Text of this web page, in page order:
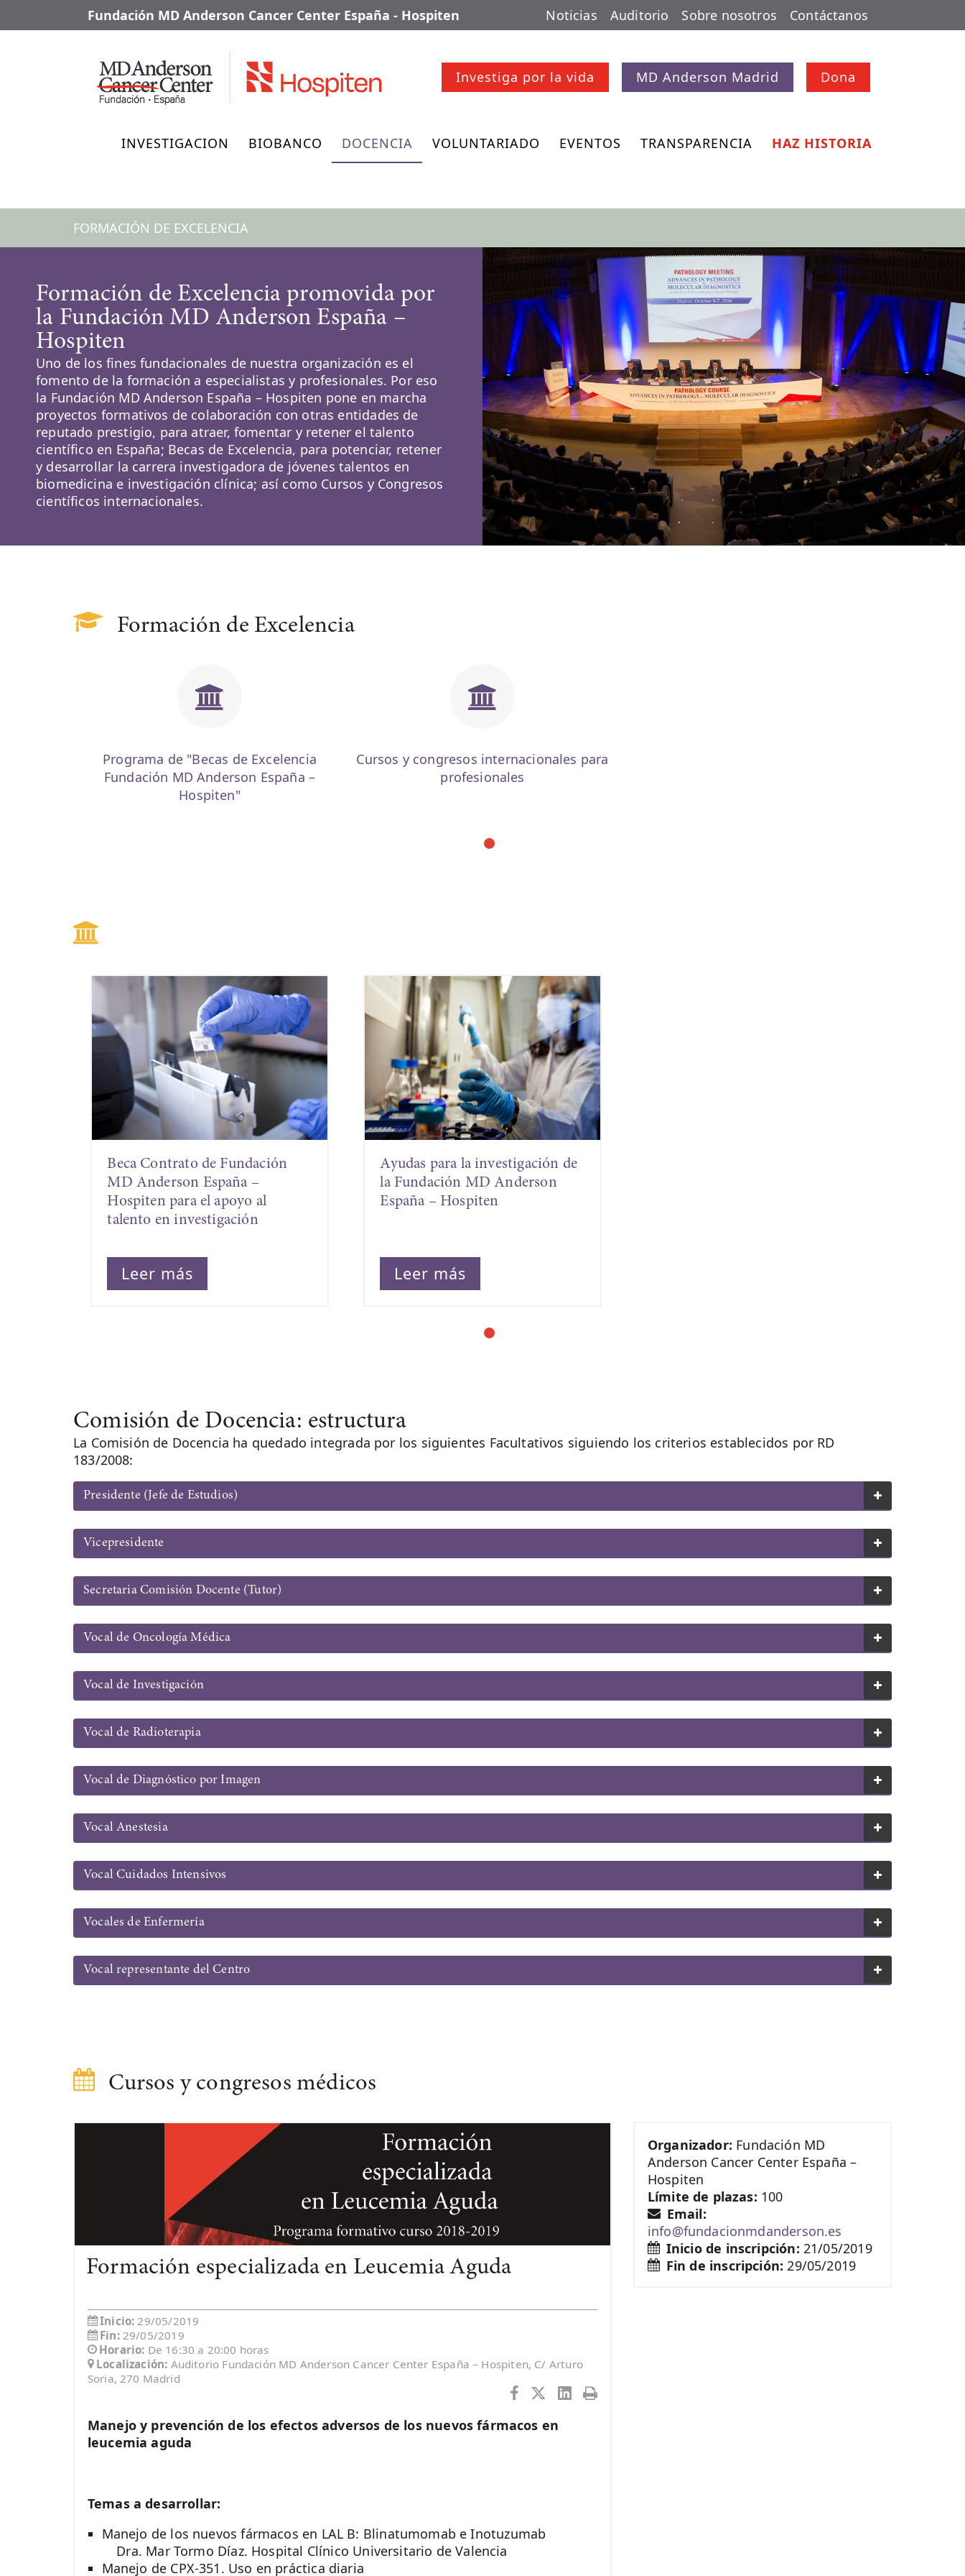
Fundación MD Anderson Cancer Center España - Hospiten Contáctanos
Sobre nosotros
Auditorio
Noticias
Dona
MD Anderson Madrid
Investiga por la vida
INVESTIGACION BIOBANCO DOCENCIA VOLUNTARIADO EVENTOS TRANSPARENCIA HAZ HISTORIA
FORMACIÓN DE EXCELENCIA
Formación de Excelencia promovida por
la Fundación MD Anderson España –
Hospiten
Uno de los fines fundacionales de nuestra organización es el
fomento de la formación a especialistas y profesionales. Por eso
la Fundación MD Anderson España – Hospiten pone en marcha
proyectos formativos de colaboración con otras entidades de
reputado prestigio, para atraer, fomentar y retener el talento
científico en España; Becas de Excelencia, para potenciar, retener
y desarrollar la carrera investigadora de jóvenes talentos en
biomedicina e investigación clínica; así como Cursos y Congresos
científicos internacionales.
Formación de Excelencia
Programa de "Becas de Excelencia
Fundación MD Anderson España –
Hospiten"
Cursos y congresos internacionales para
profesionales
Beca Contrato de Fundación
MD Anderson España –
Hospiten para el apoyo al
talento en investigación
Leer más
Ayudas para la investigación de
la Fundación MD Anderson
España – Hospiten
Leer más
Comisión de Docencia: estructura
La Comisión de Docencia ha quedado integrada por los siguientes Facultativos siguiendo los criterios establecidos por RD
183/2008:
Presidente (Jefe de Estudios)
Vicepresidente
Secretaria Comisión Docente (Tutor)
Vocal de Oncología Médica
Vocal de Investigación
Vocal de Radioterapia
Vocal de Diagnóstico por Imagen
Vocal Anestesia
Vocal Cuidados Intensivos
Vocales de Enfermería
Vocal representante del Centro
Cursos y congresos médicos
Formación especializada en Leucemia Aguda
Inicio:29/05/2019
Fin: 29/05/2019
Horario: De 16:30 a 20:00 horas
Localización: Auditorio Fundación MD Anderson Cancer Center España – Hospiten, C/ Arturo
Soria, 270 Madrid
Manejo y prevención de los efectos adversos de los nuevos fármacos en
leucemia aguda
Temas a desarrollar:
Manejo de los nuevos fármacos en LAL B: Blinatumomab e Inotuzumab
Dra. Mar Tormo Díaz. Hospital Clínico Universitario de Valencia
Manejo de CPX-351. Uso en práctica diaria
Organizador: Fundación MD
Anderson Cancer Center España –
Hospiten
Límite de plazas: 100
Email:
info@fundacionmdanderson.es
Inicio de inscripción: 21/05/2019
Fin de inscripción: 29/05/2019